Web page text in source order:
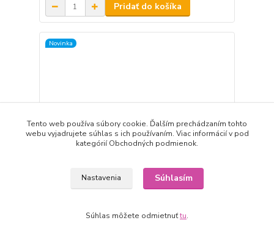
Pridať do košíka
Novinka
Tento web používa súbory cookie. Ďalším prechádzaním tohto
webu vyjadrujete súhlas s ich používaním. Viac informácií v pod
kategórií Obchodných podmienok.
Nastavenia Súhlasím
Súhlas môžete odmietnuťtu.